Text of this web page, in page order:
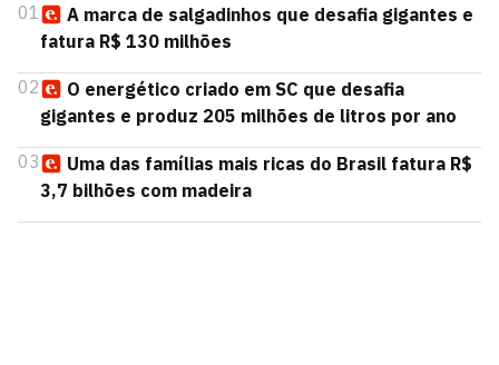
01
A marca de salgadinhos que desafia gigantes e
fatura R$ 130 milhões
02
O energético criado em SC que desafia
gigantes e produz 205 milhões de litros por ano
03
Uma das famílias mais ricas do Brasil fatura R$
3,7 bilhões com madeira